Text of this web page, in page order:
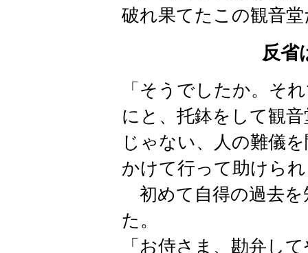
破れ果てたこの観音
反省
「そうでしたか。そ
にと、托鉢をして観
じゃない、人の難儀
かけて行って助けら
初めて自得の過去
た。
「お侍さま、勘弁し